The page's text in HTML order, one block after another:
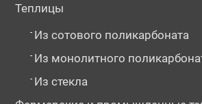
Теплицы
- Из сотового поликарбоната
- Из монолитного
- Из стекла